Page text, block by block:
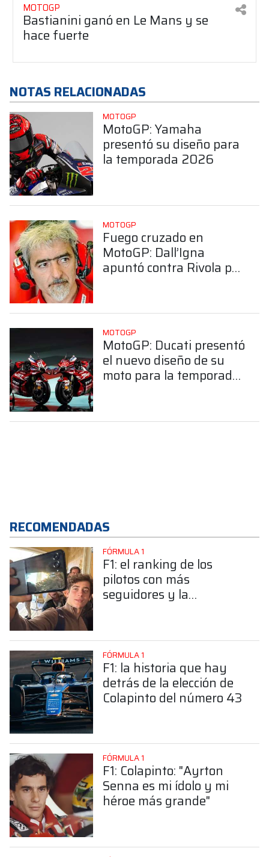
MOTOGP
Bastianini ganó en Le Mans y se
hace fuerte
NOTAS RELACIONADAS
MOTOGP
MotoGP: Yamaha
presentó su diseño para
la temporada 2026
MOTOGP
Fuego cruzado en
MotoGP: Dall’Igna
apuntó contra Rivola por
MOTOGP
MotoGP: Ducati presentó
el nuevo diseño de su
moto para la temporada
RECOMENDADAS
FÓRMULA 1
F1: el ranking de los
pilotos con más
seguidores y la
FÓRMULA 1
F1: la historia que hay
detrás de la elección de
Colapinto del número 43
FÓRMULA 1
F1: Colapinto: "Ayrton
Senna es mi ídolo y mi
héroe más grande"